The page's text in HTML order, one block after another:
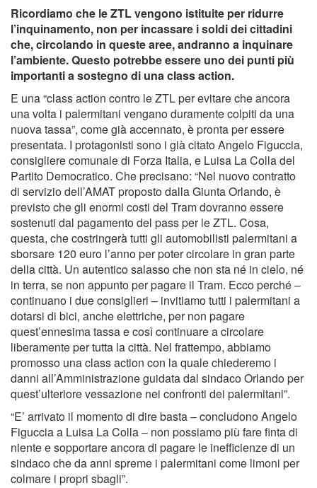
Ricordiamo che le ZTL vengono istituite per ridurre
l’inquinamento, non per incassare i soldi dei cittadini
che, circolando in queste aree, andranno a inquinare
l’ambiente. Questo potrebbe essere uno dei punti più
importanti a sostegno di una class action.
E una “class action contro le ZTL per evitare che ancora
una volta i palermitani vengano duramente colpiti da una
nuova tassa”, come già accennato, è pronta per essere
presentata. I protagonisti sono i già citato Angelo Figuccia,
consigliere comunale di Forza Italia, e Luisa La Colla del
Partito Democratico. Che precisano: “Nel nuovo contratto
di servizio dell’AMAT proposto dalla Giunta Orlando, è
previsto che gli enormi costi del Tram dovranno essere
sostenuti dal pagamento del pass per le ZTL. Cosa,
questa, che costringerà tutti gli automobilisti palermitani a
sborsare 120 euro l’anno per poter circolare in gran parte
della città. Un autentico salasso che non sta né in cielo, né
in terra, se non appunto per pagare il Tram. Ecco perché –
continuano i due consiglieri – invitiamo tutti i palermitani a
dotarsi di bici, anche elettriche, per non pagare
quest’ennesima tassa e così continuare a circolare
liberamente per tutta la città. Nel frattempo, abbiamo
promosso una class action con la quale chiederemo i
danni all’Amministrazione guidata dal sindaco Orlando per
quest’ulteriore vessazione nei confronti dei palermitani”.
“E’ arrivato il momento di dire basta – concludono Angelo
Figuccia a Luisa La Colla – non possiamo più fare finta di
niente e sopportare ancora di pagare le inefficienze di un
sindaco che da anni spreme i palermitani come limoni per
colmare i propri sbagli”.